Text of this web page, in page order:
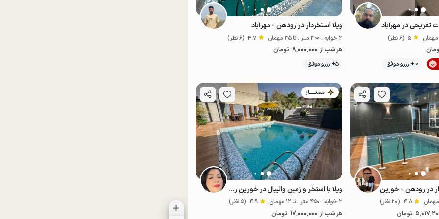
تفریحی در مهرآباد
5 (6 نظر)
10+ رزرو موفق پت‌نواز
ویلا استخردار در رودهن - مهرآباد
3 خوابه . 300 متر . تا 35 مهمان 4.7 (6 نظر)
هر شب از 8٬000٬000 تومان
5+ رزرو موفق
در رودهن - خورین
4.8 (20 نظر)
تومان
مـمـتــــــاز
ویلا با استخر و زمین والیبال در خورین رودهن
3 خوابه . 450 متر . تا 12 مهمان 4.9 (5 نظر)
هر شب از 17٬000٬000 تومان